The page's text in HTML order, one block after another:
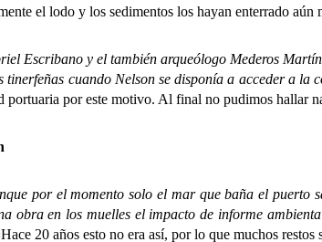
el lodo y los sedimentos los hayan enterrado aún
y el también arqueólogo Mederos Martín
tinerfeñas cuando Nelson se disponía a acceder a la
portuaria por este motivo. Al final no pudimos hallar
el momento solo el mar que baña el puerto
obra en los muelles el impacto de informe
20 años esto no era así, por lo que muchos restos